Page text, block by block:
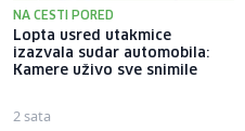
NA CESTI PORED
Lopta usred utakmice
izazvala sudar automobila:
Kamere uživo sve snimile
2 sata